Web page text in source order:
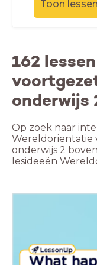
Toon lessen
162
onderwijs
Op zoek naar
Wereldoriëntatie
onderwijs 2
lesideeën